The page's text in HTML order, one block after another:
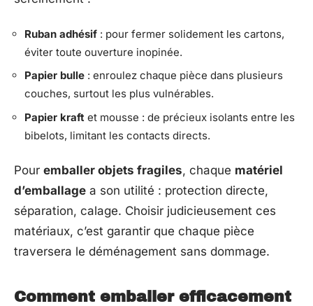
Ruban adhésif : pour fermer solidement les cartons,
éviter toute ouverture inopinée.
Papier bulle : enroulez chaque pièce dans plusieurs
couches, surtout les plus vulnérables.
Papier kraft et mousse : de précieux isolants entre les
bibelots, limitant les contacts directs.
Pour emballer objets fragiles, chaque matériel
d’emballage a son utilité : protection directe,
séparation, calage. Choisir judicieusement ces
matériaux, c’est garantir que chaque pièce
traversera le déménagement sans dommage.
Comment emballer efficacement